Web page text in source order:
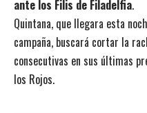
ante los Filis de Filadelfia.
Quintana, que llegara esta
campaña, buscará cortar la
consecutivas en sus últimas
los Rojos.